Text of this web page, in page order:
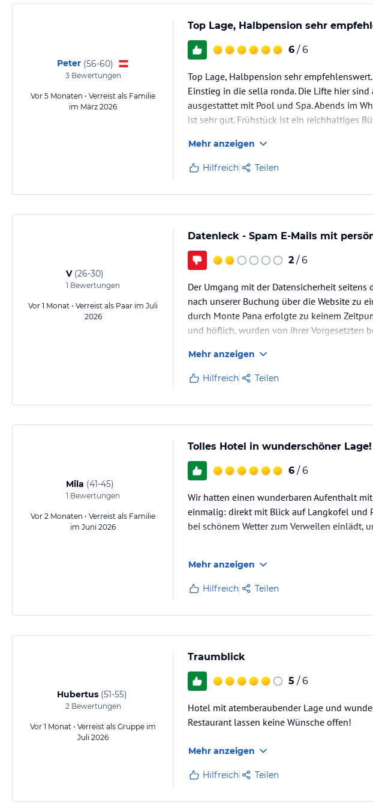
Peter (56-60)
3Bewertungen
Vor 5 Monaten • Verreist als Familie
im März 2026
Top Lage, Halbpension sehr
6 / 6
Top Lage, Halbpension sehr
Einstieg in die sella ronda. Die Lifte hier
ausgestattet mit Pool und Spa. Abends im
ist sehr gut. Frühstück ist ein reichhaltiges
Mehr anzeigen
Hilfreich Teilen
V (26-30)
1 Bewertungen
Vor 1 Monat • Verreist als Paar im Juli
2026
Datenleck - Spam E-Mails mit
2 / 6
Der Umgang mit der Datensicherheit
nach unserer Buchung über die Website zu
durch Monte Pana erfolgte zu keinem
und höflich, wurden von ihrer Vorgesetzten
Mehr anzeigen
Hilfreich Teilen
Mila (41-45)
1 Bewertungen
Vor 2 Monaten • Verreist als Familie
im Juni 2026
Tolles Hotel in wunderschöner Lage!
6 / 6
Wir hatten einen wunderbaren Aufenthalt
einmalig: direkt mit Blick auf Langkofel und
bei schönem Wetter zum Verweilen einlädt,
Kinder.
Die Halbpension war für uns ideal: gutes
Mehr anzeigen
Hilfreich Teilen
Hubertus (51-55)
2Bewertungen
Vor 1 Monat • Verreist als Gruppe im
Juli 2026
Traumblick
5 / 6
Hotel mit atemberaubender Lage und
Restaurant lassen keine Wünsche offen!
Mehr anzeigen
Hilfreich Teilen